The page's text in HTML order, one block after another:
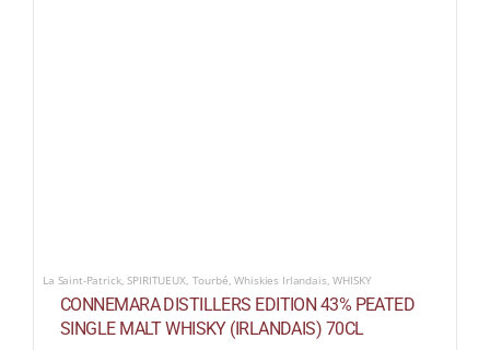
La Saint-Patrick,SPIRITUEUX, Tourbé,Whiskies Irlandais,WHISKY
CONNEMARA DISTILLERS EDITION 43% PEATED
SINGLE MALT WHISKY (IRLANDAIS) 70CL